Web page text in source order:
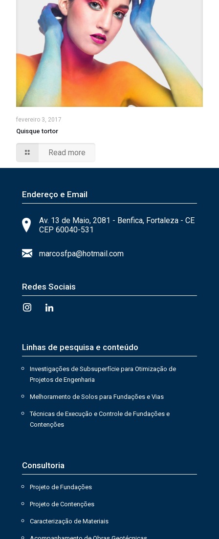
fevereiro 3, 2017
Quisque tortor
Read more
Endereço e Email
Av. 13 de Maio, 2081 - Benfica, Fortaleza - CE
CEP 60040-531
marcosfpa@hotmail.com
Redes Sociais
Linhas de pesquisa e conteúdo
Investigações de Subsuperfície para Otimização de
Projetos de Engenharia
Melhoramento de Solos para Fundações e Vias
Técnicas de Execução e Controle de Fundações e
Contenções
Consultoria
Projeto de Fundações
Projeto de Contenções
Caracterização de Materiais